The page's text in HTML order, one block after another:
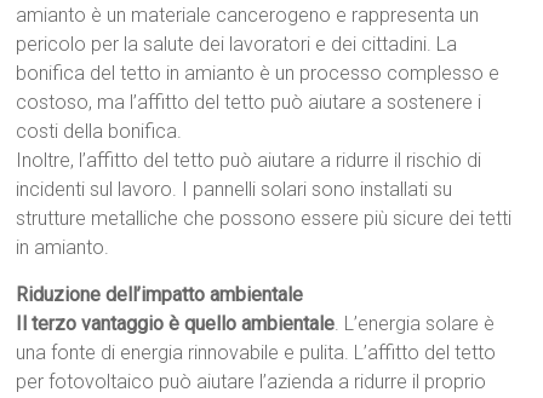
amianto è un materiale cancerogeno e rappresenta un
pericolo per la salute dei lavoratori e dei cittadini. La
bonifica del tetto in amianto è un processo complesso e
costoso, ma l’affitto del tetto può aiutare a sostenere i
costi della bonifica.
Inoltre, l’affitto del tetto può aiutare a ridurre il rischio di
incidenti sul lavoro. I pannelli solari sono installati su
strutture metalliche che possono essere più sicure dei tetti
in amianto.
Riduzione dell’impatto ambientale
Il terzo vantaggio è quello ambientale. L’energia solare è
una fonte di energia rinnovabile e pulita. L’affitto del tetto
per fotovoltaico può aiutare l’azienda a ridurre il proprio